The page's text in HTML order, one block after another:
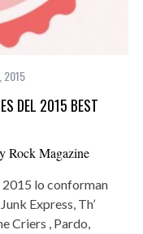
2015
DEL 2015 BEST
Rock Magazine
2015 lo conforman
Express, Th’
Criers , Pardo,